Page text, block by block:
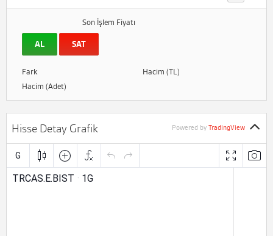
Son İşlem Fiyatı
AL SAT
Fark
Hacim (TL)
Hacim (Adet)
Hisse Detay Grafik Powered by TradingView